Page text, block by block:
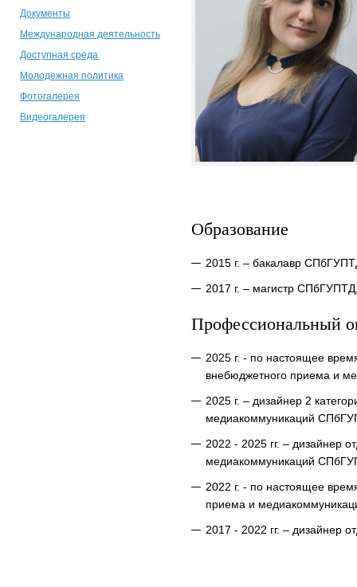
Документы
Международная деятельность
Доступная среда
Молодежная политика
Фотогалерея
Видеогалерея
Образование
2015 г. – бакалавр
2017 г. – магистр
Профессиональный
2025 г. - по настоящее
внебюджетного приема и
2025 г. – дизайнер 2
медиакоммуникаций
2022 - 2025 гг. – дизайнер
медиакоммуникаций
2022 г. - по настоящее
приема и
2017 - 2022 гг. – дизайнер